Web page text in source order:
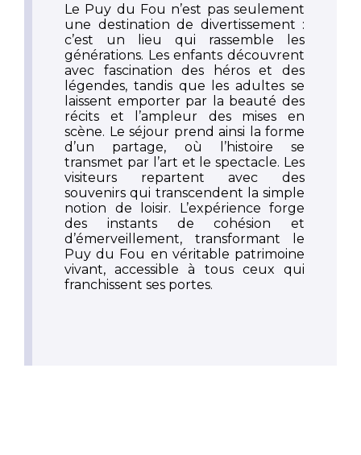
Le Puy du Fou n’est pas seulement
une destination de divertissement :
c’est un lieu qui rassemble les
générations. Les enfants découvrent
avec fascination des héros et des
légendes, tandis que les adultes se
laissent emporter par la beauté des
récits et l’ampleur des mises en
scène. Le séjour prend ainsi la forme
d’un partage, où l’histoire se
transmet par l’art et le spectacle. Les
visiteurs repartent avec des
souvenirs qui transcendent la simple
notion de loisir. L’expérience forge
des instants de cohésion et
d’émerveillement, transformant le
Puy du Fou en véritable patrimoine
vivant, accessible à tous ceux qui
franchissent ses portes.